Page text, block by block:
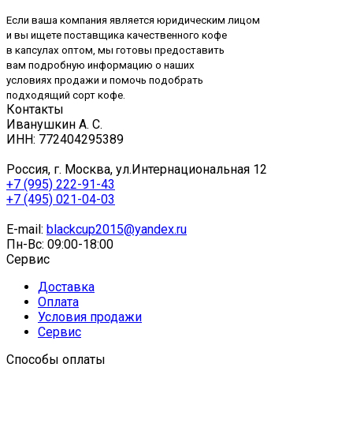
Если ваша компания является юридическим лицом
и вы ищете поставщика качественного кофе
в капсулах оптом, мы готовы предоставить
вам подробную информацию о наших
условиях продажи и помочь подобрать
подходящий сорт кофе.
Контакты
Иванушкин А. С.
ИНН: 772404295389
Россия, г. Москва, ул.Интернациональная 12
+7 (995) 222-91-43
+7 (495) 021-04-03
E-mail: blackcup2015@yandex.ru
Пн-Вс: 09:00-18:00
Сервис
Доставка
Оплата
Условия продажи
Сервис
Способы оплаты